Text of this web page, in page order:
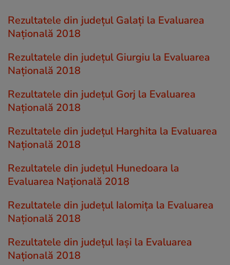
Rezultatele din județul Galaţi la Evaluarea
Națională 2018
Rezultatele din județul Giurgiu la Evaluarea
Națională 2018
Rezultatele din județul Gorj la Evaluarea
Națională 2018
Rezultatele din județul Harghita la Evaluarea
Națională 2018
Rezultatele din județul Hunedoara la
Evaluarea Națională 2018
Rezultatele din județul Ialomiţa la Evaluarea
Națională 2018
Rezultatele din județul Iaşi la Evaluarea
Națională 2018